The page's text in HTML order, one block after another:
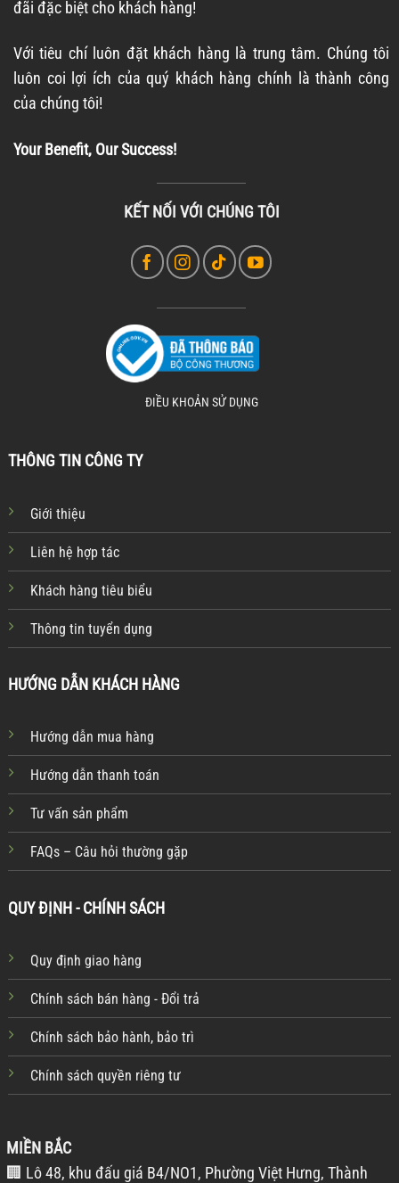
đãi đặc biệt cho khách hàng!
Với tiêu chí luôn đặt khách hàng là trung tâm. Chúng tôi
luôn coi lợi ích của quý khách hàng chính là thành công
của chúng tôi!
Your Benefit, Our Success!
KẾT NỐI VỚI CHÚNG TÔI
ĐIỀU KHOẢN SỬ DỤNG
THÔNG TIN CÔNG TY
Giới thiệu
Liên hệ hợp tác
Khách hàng tiêu biểu
Thông tin tuyển dụng
HƯỚNG DẪN KHÁCH HÀNG
Hướng dẫn mua hàng
Hướng dẫn thanh toán
Tư vấn sản phẩm
FAQs – Câu hỏi thường gặp
QUY ĐỊNH - CHÍNH SÁCH
Quy định giao hàng
Chính sách bán hàng - Đổi trả
Chính sách bảo hành, bảo trì
Chính sách quyền riêng tư
MIỀN BẮC
🏢 Lô 48, khu đấu giá B4/NO1, Phường Việt Hưng, Thành